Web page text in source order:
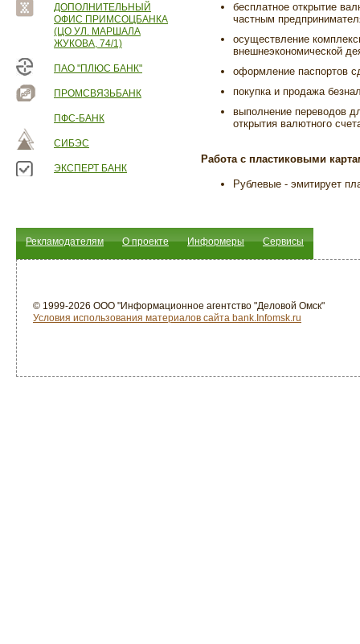
ДОПОЛНИТЕЛЬНЫЙ
ОФИС ПРИМСОЦБАНКА
(ЦО УЛ. МАРШАЛА
ЖУКОВА, 74/1)
ПАО "ПЛЮС БАНК"
ПРОМСВЯЗЬБАНК
ПФС-БАНК
СИБЭС
ЭКСПЕРТ БАНК
бесплатное открытие
частным
осуществление
внешнеэкономической
оформление паспортов
покупка и продажа
выполнение переводов
открытия валютного
Работа с пластиковыми
Рублевые - эмитирует
Рекламодателям О проекте Информеры Сервисы
© 1999-2026 ООО "Информационное агентство "Деловой Омск"
Условия использования материалов сайта bank.Infomsk.ru